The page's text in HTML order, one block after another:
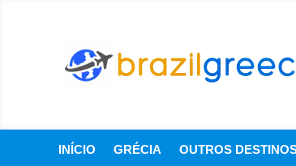
INÍCIO GRÉCIA OUTROS